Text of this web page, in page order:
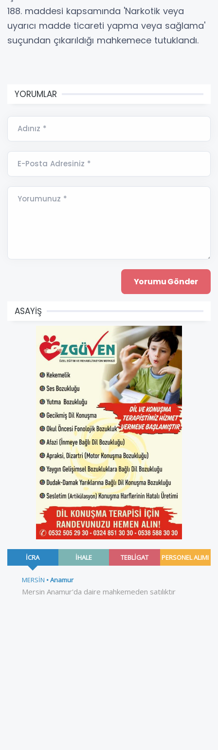
188. maddesi kapsamında 'Narkotik veya
uyarıcı madde ticareti yapma veya sağlama'
suçundan çıkarıldığı mahkemece tutuklandı.
YORUMLAR
Adınız *
E-Posta Adresiniz *
Yorumunuz *
ASAYİŞ